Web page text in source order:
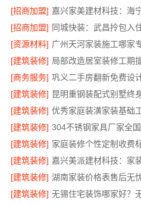
[招商加盟] 嘉兴家美建材科技：海
[招商加盟] 同城快装：武昌拎包入
[资源材料] 广州天河家装施工哪家
[建筑装修]
[商务服务] 巩义二手房翻新免费设
[建筑装修]
[建筑装修]
[建筑装修]
[建筑装修] 家庭装修个性定制收费
[建筑装修] 嘉兴美派建材科技：家
[建筑装修] 湖南家装价格表售后
[建筑装修]